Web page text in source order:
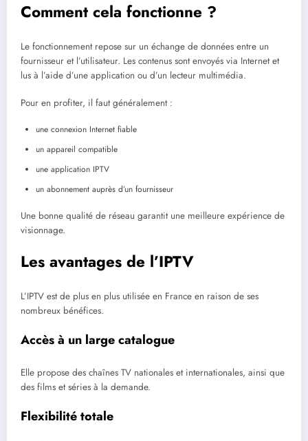
Comment cela fonctionne ?
Le fonctionnement repose sur un échange de données entre un
fournisseur et l’utilisateur. Les contenus sont envoyés via Internet et
lus à l’aide d’une application ou d’un lecteur multimédia.
Pour en profiter, il faut généralement :
une connexion Internet fiable
un appareil compatible
une application IPTV
un abonnement auprès d’un fournisseur
Une bonne qualité de réseau garantit une meilleure expérience de
visionnage.
Les avantages de l’IPTV
L’IPTV est de plus en plus utilisée en France en raison de ses
nombreux bénéfices.
Accès à un large catalogue
Elle propose des chaînes TV nationales et internationales, ainsi que
des films et séries à la demande.
Flexibilité totale